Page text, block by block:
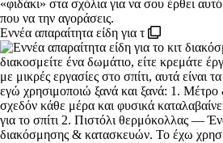
Εννέα απαραίτητα είδη για τ